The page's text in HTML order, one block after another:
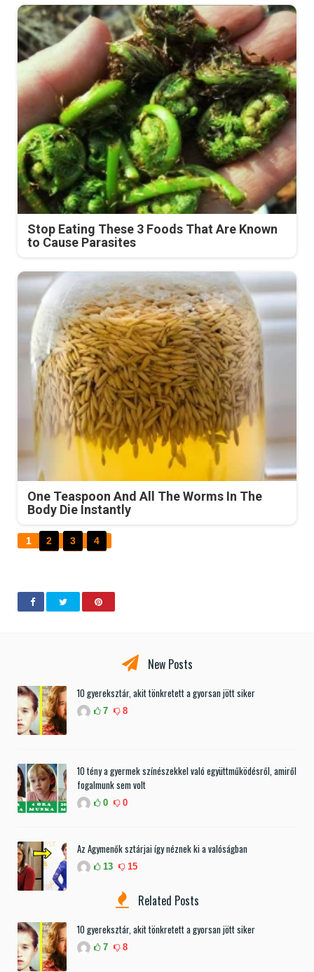
Stop Eating These 3 Foods That Are Known
to Cause Parasites
One Teaspoon And All The Worms In The
Body Die Instantly
1 2 3 4
New Posts
10 gyereksztár, akit tönkretett a gyorsan jött siker
7 8
10 tény a gyermek színészekkel való együttműködésről, amiről
fogalmunk sem volt
0 0
Az Agymenők sztárjai így néznek ki a valóságban
13 15
Related Posts
10 gyereksztár, akit tönkretett a gyorsan jött siker
7 8